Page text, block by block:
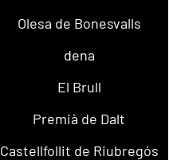
Olesa de Bonesvalls
dena
El Brull
Premià de Dalt
Castellfollit de Riubregós